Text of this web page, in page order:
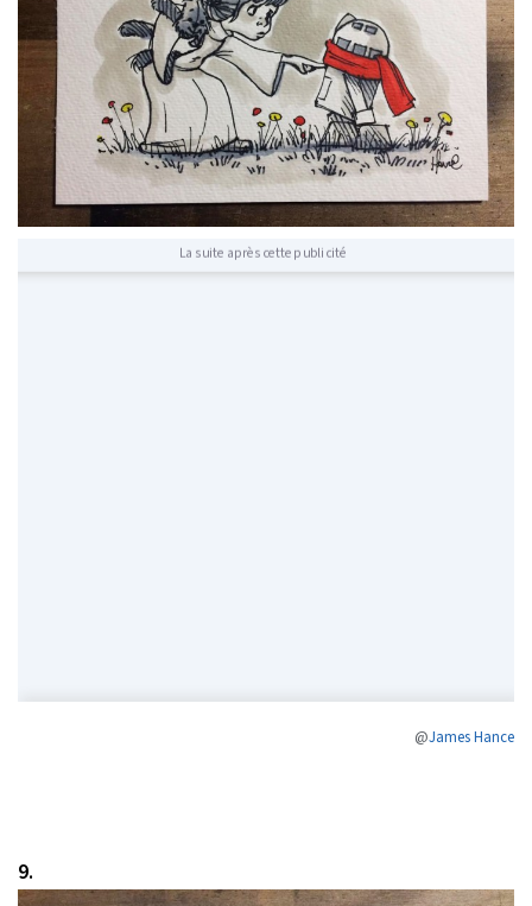
La suite après cette publicité
@James Hance
9.